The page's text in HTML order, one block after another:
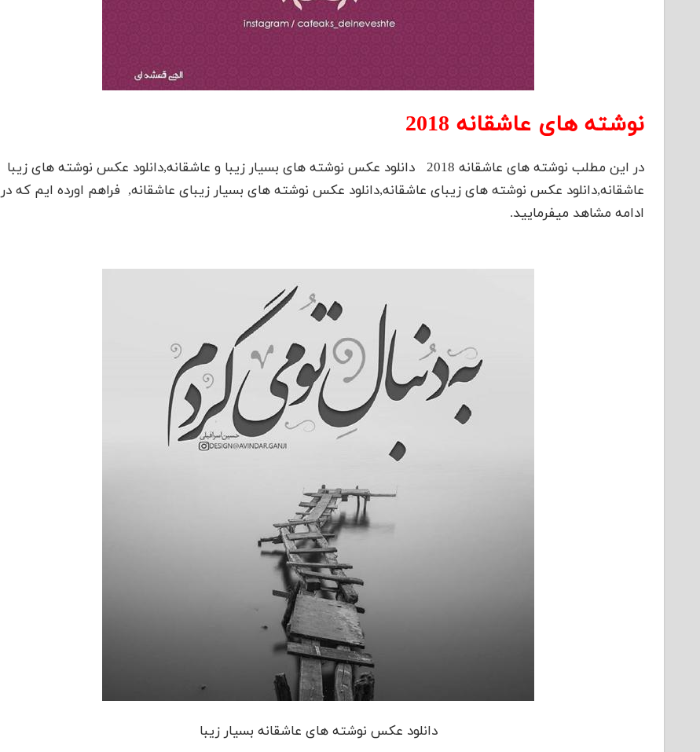
نوشته های عاشقانه 2018
در این مطلب نوشته های عاشقانه 2018 دانلود عکس نوشته های بسیار زیبا و عاشقانه,دانلود عکس نوشته های زیبا
عاشقانه,دانلود عکس نوشته های زیبای عاشقانه,دانلود عکس نوشته های بسیار زیبای عاشقانه, فراهم اورده ایم که در
ادامه مشاهد میفرمایید.
دانلود عکس نوشته های عاشقانه بسیار زیبا